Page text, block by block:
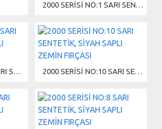
2000 SERİSİ NO:1 SARI SENTETİK, SİYAH SAPLI ZEMİN FIRÇASI
2000 SERİSİ NO:1,5 SARI SENTETİK, SİYAH SAPLI ZEMİN FIRÇASI 2000 SERİSİ NO:10 SARI SENTETİK, SİYAH SAPLI ZEMİN FIRÇASI